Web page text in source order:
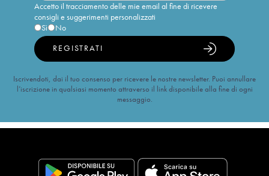
Accetto il tracciamento delle mie email al fine di ricevere
consigli e suggerimenti personalizzati
Sì
No
REGISTRATI
Iscrivendoti, dai il tuo consenso per ricevere le nostre newsletter. Puoi annullare
l’iscrizione in qualsiasi momento attraverso il link disponibile alla fine di ogni
messaggio.